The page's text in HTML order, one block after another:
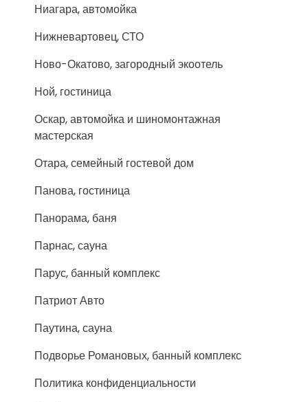
Ниагара, автомойка
Нижневартовец, СТО
Ново-Окатово, загородный экоотель
Ной, гостиница
Оскар, автомойка и шиномонтажная
мастерская
Отара, семейный гостевой дом
Панова, гостиница
Панорама, баня
Парнас, сауна
Парус, банный комплекс
Патриот Авто
Паутина, сауна
Подворье Романовых, банный комплекс
Политика конфиденциальности